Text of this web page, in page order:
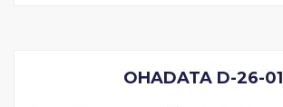
OHADATA D-26-01